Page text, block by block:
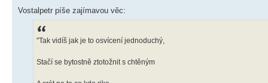
Vostalpetr píše zajímavou věc:
"Tak vidíš jak je to osvícení jednoduchý,
Stačí se bytostně ztotožnit s chtěným